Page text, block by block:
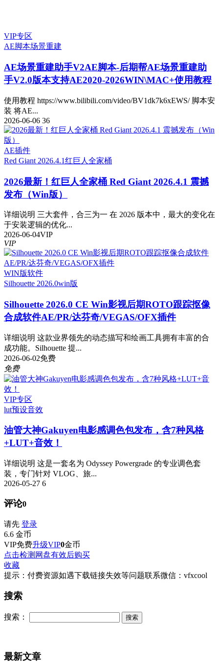
VIP专区
AE脚本场景重建
AE场景重建助手V2AE脚本-后期帮AE场景重建助
手V2.0版本支持AE2020-2026WIN\MAC+使用教程
使用教程 https://www.bilibili.com/video/BV1dk7k6xEWS/ 脚本安
装 将AE...
2026-06-06 36
AE插件
Red Giant 2026.4.1红巨人全家桶
2026最新！红巨人全家桶 Red Giant 2026.4.1 震撼
发布（Win版）
详细说明 三大套件，合三为一 在 2026 版本中，最大的变化在
于安装逻辑的优化...
2026-06-04VIP
VIP
WIN版软件
Silhouette 2026.0win版
Silhouette 2026.0 CE Win影视后期ROTO跟踪抠像
合成软件AE/PR/达芬奇/VEGAS/OFX插件
详细说明 这款业界领先的动态描写和绘画工具拥有丰富的合
成功能。Silhouette 提...
2026-06-02免费
免费
VIP专区
lut预设音效
油管大神Gakuyen电影感调色包发布，含7种风格
+LUT+音效！
详细说明 这是一套名为 Odyssey Powergrade 的专业调色套
装，专门针对 VLOG、旅...
2026-05-27 6
评论0
请先 登录
6.6 金币
VIP免费升级VIP0金币
点击检测网盘有效后购买
收藏
提示：付费资源如遇下载链接失效等问题联系微信：vfxcool
搜索
搜索：
最新文章